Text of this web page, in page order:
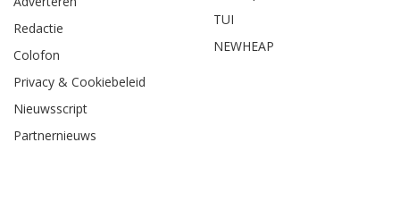
Redactie
Colofon
Privacy & Cookiebeleid
Nieuwsscript
Partnernieuws
TUI
NEWHEAP